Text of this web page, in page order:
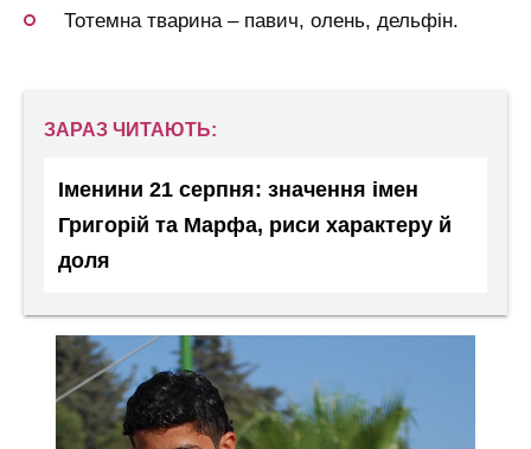
Тотемна тварина – павич, олень, дельфін.
ЗАРАЗ ЧИТАЮТЬ:
Іменини 21 серпня: значення імен
Григорій та Марфа, риси характеру й
доля